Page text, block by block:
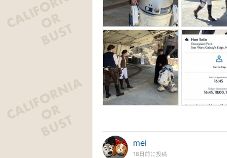
mei
18日前に投稿